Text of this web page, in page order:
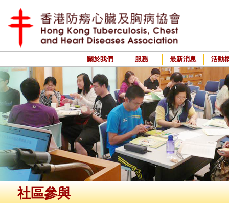
關於我們 服務 最新消息 活動
社區參與